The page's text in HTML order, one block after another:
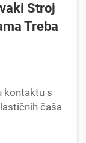
Stroj
Treba
kontaktu s
čaša
Ograničenja
za